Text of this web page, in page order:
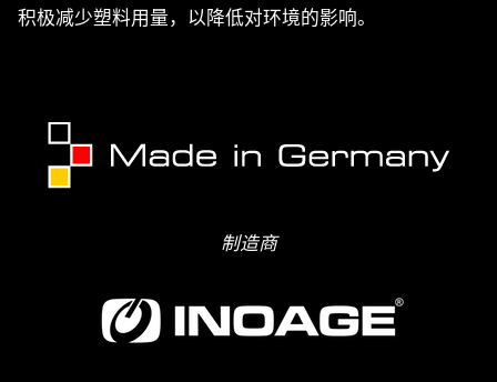
积极减少塑料用量，以降低对环境的影响。
制造商